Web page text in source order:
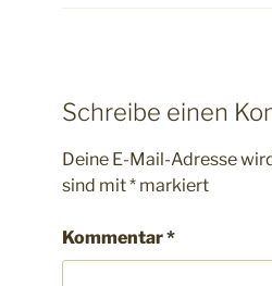
Schreibe einen
Deine E-Mail-Adresse
sind mit* markiert
Kommentar*